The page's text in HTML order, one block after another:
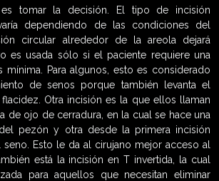
tomar la decisión. El tipo de incisión
dependiendo de las condiciones del
circular alrededor de la areola dejará
es usada sólo si el paciente requiere una
mínima. Para algunos, esto es considerado
de senos porque también levanta el
Otra incisión es la que ellos llaman
de ojo de cerradura, en la cual se hace una
pezón y otra desde la primera incisión
Esto le da al cirujano mejor acceso al
está la incisión en T invertida, la cual
para aquellos que necesitan eliminar